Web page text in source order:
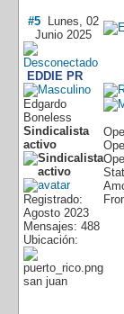
#5 Lunes, 02
Junio 2025
EDDIE PR
Edgardo
Boneless
Sindicalista
activo
Registrado:
Agosto 2023
Mensajes: 488
Ubicación:
san juan